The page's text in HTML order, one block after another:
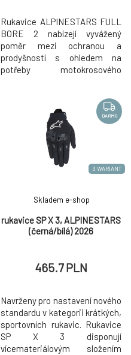
Rukavice ALPINESTARS FULL
BORE 2 nabízejí vyvážený
poměr mezi ochranou a
prodyšností s ohledem na
potřeby motokrosového
strečových materiálů. Nová
verze s přepracovaným
protektorem zápěstí z TPR
pryže napomáhá zajišťovat
dobré padnutí rukavice a
vysoký uživatelský komfort pro
3 WARIANT
DARMO
rukavice SP X 3, ALPINESTARS
(černá/bílá) 2026
Skladem e-shop
465.7 PLN
Navrženy pro nastavení nového
standardu v kategorii krátkých,
sportovních rukavic. Rukavice
SP X 3 disponují
vícemateriálovým složením